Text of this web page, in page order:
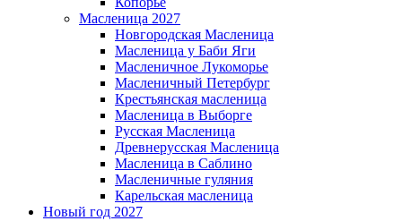
Масленица 2027
Новгородская Масленица
Масленица у Баби Яги
Масленичное Лукоморье
Масленичный Петербург
Крестьянская масленица
Масленица в Выборге
Русская Масленица
Древнерусская Масленица
Масленица в Саблино
Масленичные гуляния
Карельская масленица
Новый год 2027